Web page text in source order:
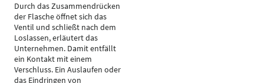
Durch das Zusammendrücken
der Flasche öffnet sich das
Ventil und schließt nach dem
Loslassen, erläutert das
Unternehmen. Damit entfällt
ein Kontakt mit einem
Verschluss. Ein Auslaufen oder
das Eindringen von